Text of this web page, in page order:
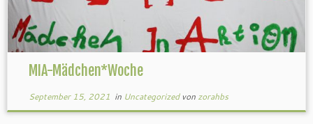
MIA-Mädchen*Woche
September 15, 2021 in Uncategorized von zorahbs